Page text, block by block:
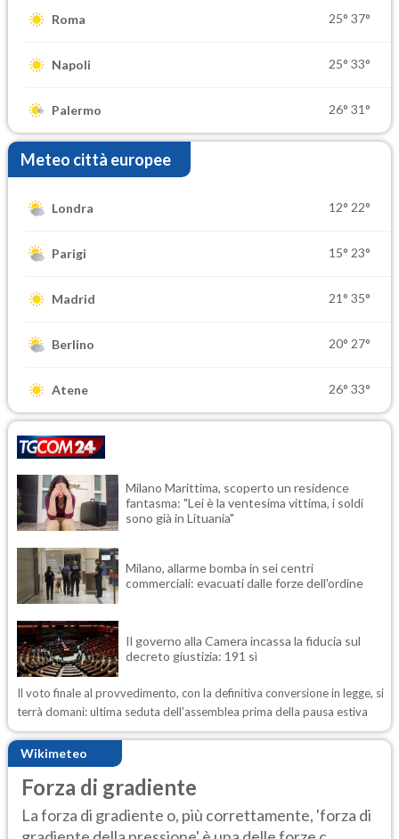
Roma 25° 37°
Napoli 25° 33°
Palermo 26° 31°
Meteo città europee
Londra 12° 22°
Parigi 15° 23°
Madrid 21° 35°
Berlino 20° 27°
Atene 26° 33°
Milano Marittima, scoperto un residence
fantasma: "Lei è la ventesima vittima, i soldi
sono già in Lituania"
Milano, allarme bomba in sei centri
commerciali: evacuati dalle forze dell'ordine
Il governo alla Camera incassa la fiducia sul
decreto giustizia: 191 sì
Il voto finale al provvedimento, con la definitiva conversione in legge, si
terrà domani: ultima seduta dell'assemblea prima della pausa estiva
Wikimeteo
Forza di gradiente
La forza di gradiente o, più correttamente, 'forza di